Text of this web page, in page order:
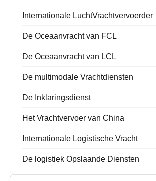
De Opslaande Dienst van China
Internationale LuchtVrachtvervoerder
De Oceaanvracht van FCL
De Oceaanvracht van LCL
De multimodale Vrachtdiensten
De Inklaringsdienst
Het Vrachtvervoer van China
Internationale Logistische Vracht
De logistiek Opslaande Diensten